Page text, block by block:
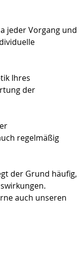
jeder Vorgang und
Ihres
der
regelmäßig
der Grund häufig,
auch unseren